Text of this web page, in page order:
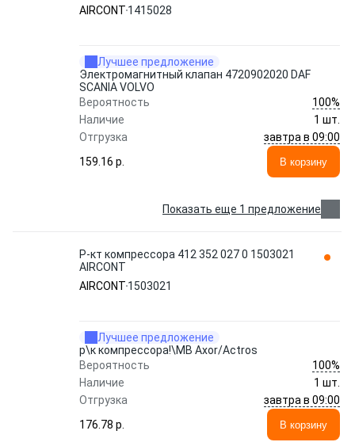
AIRCONT 1415028
Лучшее предложение
Электромагнитный клапан 4720902020 DAF
SCANIA VOLVO
Вероятность
100%
Наличие
1 шт.
Отгрузка
завтра в 09:00
159.16 p.
В корзину
Показать еще 1 предложение
Р-кт компрессора 412 352 027 0 1503021
AIRCONT
AIRCONT 1503021
Лучшее предложение
р\к компрессора!\MB Axor/Actros
Вероятность
100%
Наличие
1 шт.
Отгрузка
завтра в 09:00
176.78 p.
В корзину